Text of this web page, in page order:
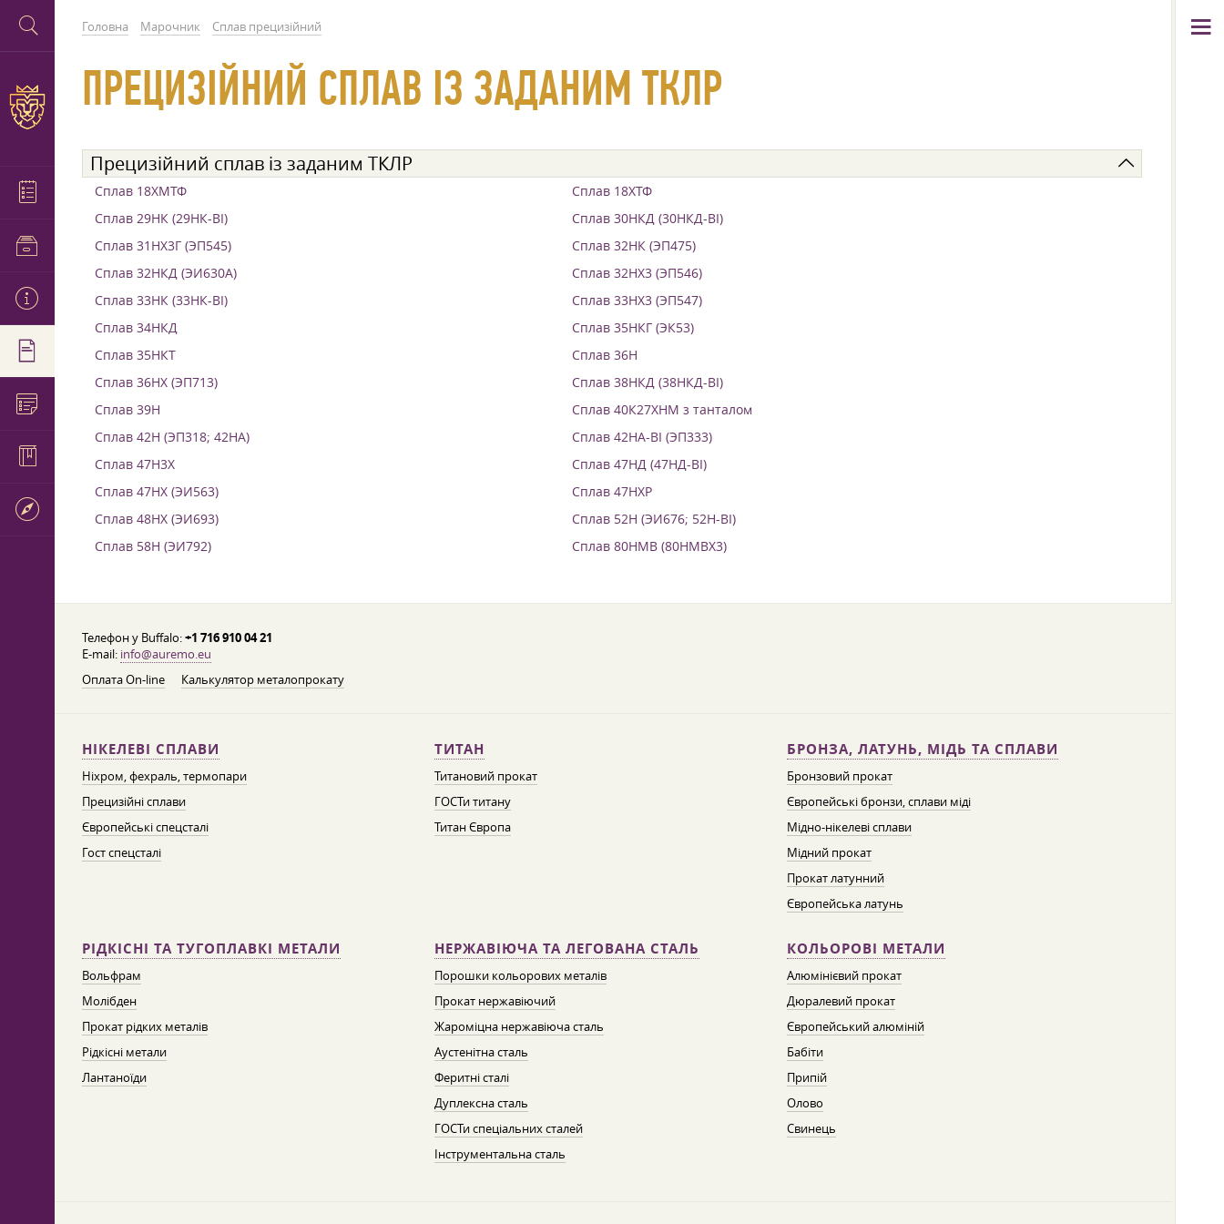
Головна Марочник Сплав прецизійний
ПРЕЦИЗІЙНИЙ СПЛАВ ІЗ ЗАДАНИМ ТКЛР
Прецизійний сплав із заданим ТКЛР
Сплав 18ХМТФ
Сплав 18ХТФ
Сплав 29НК (29НК-ВІ)
Сплав 30НКД (30НКД-ВІ)
Сплав 31НХ3Г (ЭП545)
Сплав 32НК (ЭП475)
Сплав 32НКД (ЭИ630А)
Сплав 32НХ3 (ЭП546)
Сплав 33НК (33НК-ВІ)
Сплав 33НХ3 (ЭП547)
Сплав 34НКД
Сплав 35НКГ (ЭК53)
Сплав 35НКТ
Сплав 36Н
Сплав 36НХ (ЭП713)
Сплав 38НКД (38НКД-ВІ)
Сплав 39Н
Сплав 40К27ХНМ з танталом
Сплав 42Н (ЭП318; 42НА)
Сплав 42НА-ВІ (ЭП333)
Сплав 47Н3Х
Сплав 47НД (47НД-ВІ)
Сплав 47НХ (ЭИ563)
Сплав 47НХР
Сплав 48НХ (ЭИ693)
Сплав 52Н (ЭИ676; 52Н-ВІ)
Сплав 58Н (ЭИ792)
Сплав 80НМВ (80НМВХ3)
Телефон у Buffalo:+1 716 910 04 21
E-mail: info@auremo.eu
Оплата On-line
Калькулятор металопрокату
НІКЕЛЕВІ СПЛАВИ
Ніхром, фехраль, термопари
Прецизійні сплави
Європейські спецсталі
Гост спецсталі
ТИТАН
Титановий прокат
ГОСТи титану
Титан Європа
БРОНЗА, ЛАТУНЬ, МІДЬ ТА СПЛАВИ
Бронзовий прокат
Європейські бронзи, сплави міді
Мідно-нікелеві сплави
Мідний прокат
Прокат латунний
Європейська латунь
РІДКІСНІ ТА ТУГОПЛАВКІ МЕТАЛИ
Вольфрам
Молібден
Прокат рідких металів
Рідкісні метали
Лантаноїди
НЕРЖАВІЮЧА ТА ЛЕГОВАНА СТАЛЬ
Порошки кольорових металів
Прокат нержавіючий
Жароміцна нержавіюча сталь
Аустенітна сталь
Феритні сталі
Дуплексна сталь
ГОСТи спеціальних сталей
Інструментальна сталь
КОЛЬОРОВІ МЕТАЛИ
Алюмінієвий прокат
Дюралевий прокат
Європейський алюміній
Бабіти
Припій
Олово
Свинець